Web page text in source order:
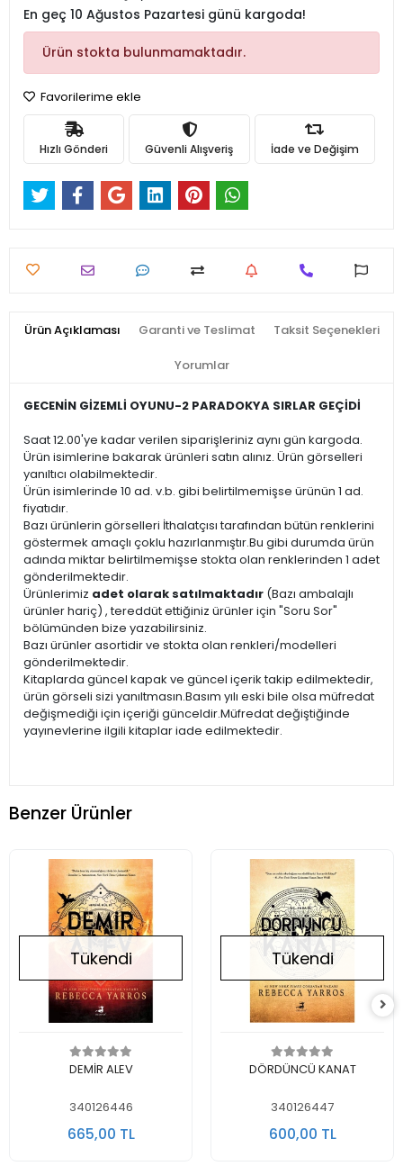
En geç 10 Ağustos Pazartesi günü kargoda!
Ürün stokta bulunmamaktadır.
Favorilerime ekle
Hızlı Gönderi Güvenli Alışveriş İade ve Değişim
Ürün Açıklaması Garanti ve Teslimat Taksit Seçenekleri
Yorumlar
GECENİN GİZEMLİ OYUNU-2 PARADOKYA SIRLAR GEÇİDİ
Saat 12.00'ye kadar verilen siparişleriniz aynı gün kargoda.
Ürün isimlerine bakarak ürünleri satın alınız. Ürün görselleri
yanıltıcı olabilmektedir.
Ürün isimlerinde 10 ad. v.b. gibi belirtilmemişse ürünün 1 ad.
fiyatıdır.
Bazı ürünlerin görselleri İthalatçısı tarafından bütün renklerini
göstermek amaçlı çoklu hazırlanmıştır.Bu gibi durumda ürün
adında miktar belirtilmemişse stokta olan renklerinden 1 adet
gönderilmektedir.
Ürünlerimiz adet olarak satılmaktadır (Bazı ambalajlı
ürünler hariç) , tereddüt ettiğiniz ürünler için "Soru Sor"
bölümünden bize yazabilirsiniz.
Bazı ürünler asortidir ve stokta olan renkleri/modelleri
gönderilmektedir.
Kitaplarda güncel kapak ve güncel içerik takip edilmektedir,
ürün görseli sizi yanıltmasın.Basım yılı eski bile olsa müfredat
değişmediği için içeriği günceldir.Müfredat değiştiğinde
yayınevlerine ilgili kitaplar iade edilmektedir.
Benzer Ürünler
Stokta Yok
Tükendi
DEMİR ALEV
340126446
665,00 TL
Stokta Yok
Tükendi
DÖRDÜNCÜ KANAT
340126447
600,00 TL